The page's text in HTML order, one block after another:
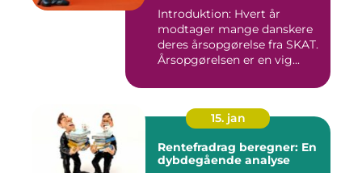
Introduktion: Hvert år
modtager mange danskere
deres årsopgørelse fra SKAT.
Årsopgørelsen er en vig...
15. jan
Rentefradrag beregner: En
dybdegående analyse